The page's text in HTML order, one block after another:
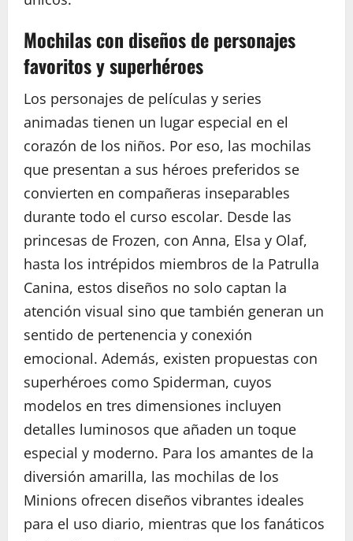
Mochilas con diseños de personajes
favoritos y superhéroes
Los personajes de películas y series
animadas tienen un lugar especial en el
corazón de los niños. Por eso, las mochilas
que presentan a sus héroes preferidos se
convierten en compañeras inseparables
durante todo el curso escolar. Desde las
princesas de Frozen, con Anna, Elsa y Olaf,
hasta los intrépidos miembros de la Patrulla
Canina, estos diseños no solo captan la
atención visual sino que también generan un
sentido de pertenencia y conexión
emocional. Además, existen propuestas con
superhéroes como Spiderman, cuyos
modelos en tres dimensiones incluyen
detalles luminosos que añaden un toque
especial y moderno. Para los amantes de la
diversión amarilla, las mochilas de los
Minions ofrecen diseños vibrantes ideales
para el uso diario, mientras que los fanáticos